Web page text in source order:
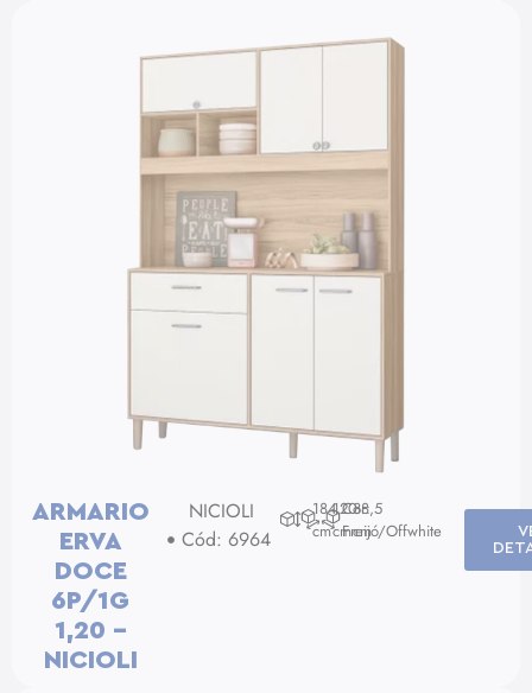
ARMARIO
ERVA
DOCE
6P/1G
1,20 –
NICIOLI
NICIOLI
Cód: 6964
184
cm
120
cm
38,5
cm
Cor:
Freijó/Offwhite